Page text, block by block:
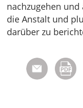
nachzugehen
die Anstalt und
darüber zu